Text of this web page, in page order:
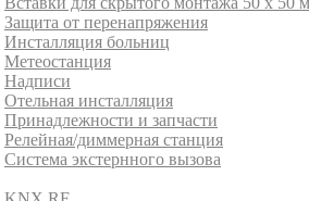
Защита от перенапряжения
Инсталляция больниц
Метеостанция
Надписи
Отельная инсталляция
Принадлежности и запчасти
Релейная/диммерная станция
Система экстернного вызова